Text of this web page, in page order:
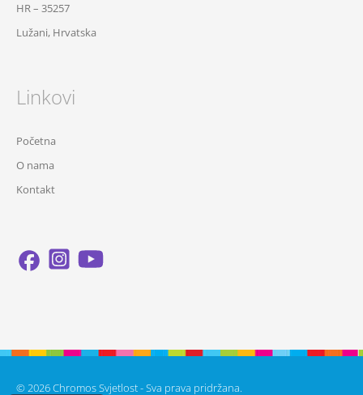
HR – 35257
Lužani, Hrvatska
Linkovi
Početna
O nama
Kontakt
© 2026 Chromos Svjetlost - Sva prava pridržana.